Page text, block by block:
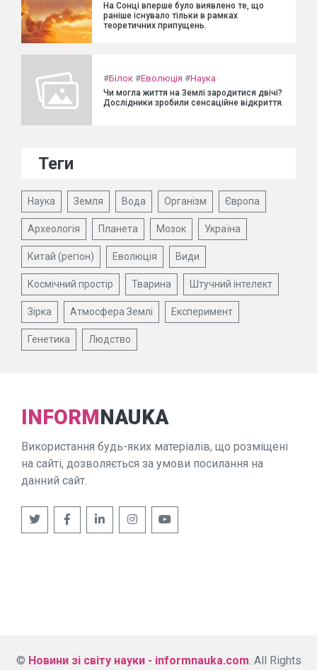
На Сонці вперше було виявлено те, що
раніше існувало тільки в рамках
теоретичних припущень.
#Білок #Еволюція #Наука
Чи могла життя на Землі зародитися двічі?
Дослідники зробили сенсаційне відкриття.
Теги
Наука Земля Вода Організм Європа
Археологія Планета Мозок Україна
Китай (регіон) Еволюція Види
Космічний простір Тварина Штучний інтелект
Зірка Атмосфера Землі Експеримент
Генетика Людство
INFORMNAUKA
Використання будь-яких матеріалів, що розміщені
на сайті, дозволяється за умови посилання на
данний сайт.
© Новини зі світу науки - informnauka.com. All Rights